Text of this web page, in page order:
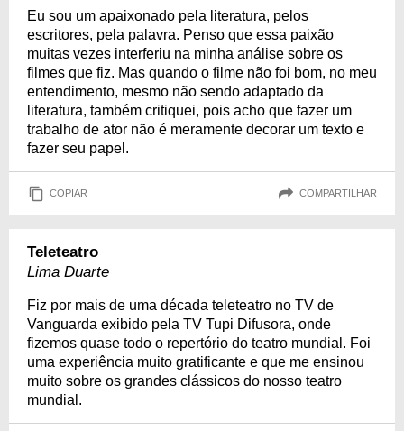
Eu sou um apaixonado pela literatura, pelos
escritores, pela palavra. Penso que essa paixão
muitas vezes interferiu na minha análise sobre os
filmes que fiz. Mas quando o filme não foi bom, no meu
entendimento, mesmo não sendo adaptado da
literatura, também critiquei, pois acho que fazer um
trabalho de ator não é meramente decorar um texto e
fazer seu papel.
COPIAR COMPARTILHAR
Teleteatro
Lima Duarte
Fiz por mais de uma década teleteatro no TV de
Vanguarda exibido pela TV Tupi Difusora, onde
fizemos quase todo o repertório do teatro mundial. Foi
uma experiência muito gratificante e que me ensinou
muito sobre os grandes clássicos do nosso teatro
mundial.